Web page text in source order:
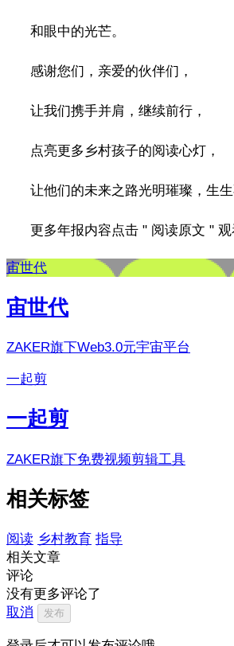
和眼中的光芒。
感谢您们，亲爱的伙伴们，
让我们携手并肩，继续前行，
点亮更多乡村孩子的阅读心灯，
让他们的未来之路光明璀璨，生生
更多年报内容点击 " 阅读原文 " 观
宙世代
宙世代
ZAKER旗下Web3.0元宇宙平台
一起剪
一起剪
ZAKER旗下免费视频剪辑工具
相关标签
阅读 乡村教育 指导
相关文章
评论
没有更多评论了
取消
发布